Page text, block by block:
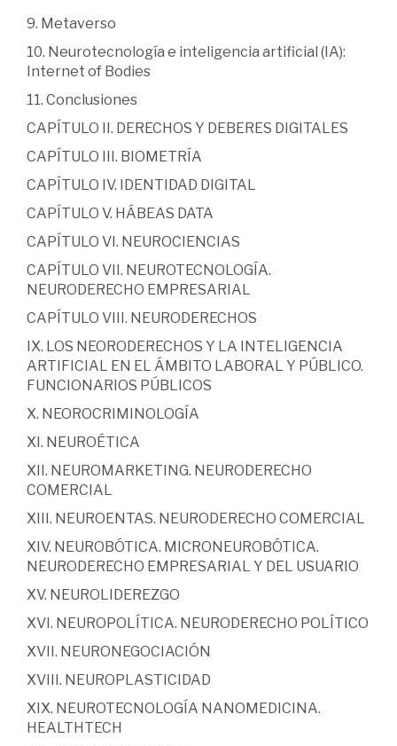
9. Metaverso
10. Neurotecnología e inteligencia artificial (IA):
Internet of Bodies
11. Conclusiones
CAPÍTULO II. DERECHOS Y DEBERES DIGITALES
CAPÍTULO III. BIOMETRÍA
CAPÍTULO IV. IDENTIDAD DIGITAL
CAPÍTULO V. HÁBEAS DATA
CAPÍTULO VI. NEUROCIENCIAS
CAPÍTULO VII. NEUROTECNOLOGÍA.
NEURODERECHO EMPRESARIAL
CAPÍTULO VIII. NEURODERECHOS
IX. LOS NEORODERECHOS Y LA INTELIGENCIA
ARTIFICIAL EN EL ÁMBITO LABORAL Y PÚBLICO.
FUNCIONARIOS PÚBLICOS
X. NEOROCRIMINOLOGÍA
XI. NEUROÉTICA
XII. NEUROMARKETING. NEURODERECHO
COMERCIAL
XIII. NEUROENTAS. NEURODERECHO COMERCIAL
XIV. NEUROBÓTICA. MICRONEUROBÓTICA.
NEURODERECHO EMPRESARIAL Y DEL USUARIO
XV. NEUROLIDEREZGO
XVI. NEUROPOLÍTICA. NEURODERECHO POLÍTICO
XVII. NEURONEGOCIACIÓN
XVIII. NEUROPLASTICIDAD
XIX. NEUROTECNOLOGÍA NANOMEDICINA.
HEALTHTECH